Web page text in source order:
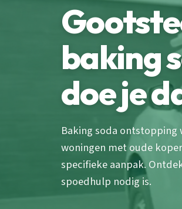
baking
doe je
Baking soda
woningen met oude
specifieke aanpak.
spoedhulp nodig is.